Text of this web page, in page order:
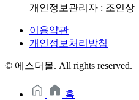
개인정보관리자 : 조인상
이용약관
개인정보처리방침
© 에스더몰. All rights reserved.
홈